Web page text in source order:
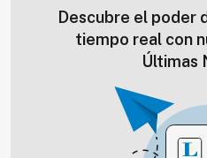
Descubre el poder
tiempo real con
Últimas